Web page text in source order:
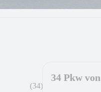
(34)
34 Pkw